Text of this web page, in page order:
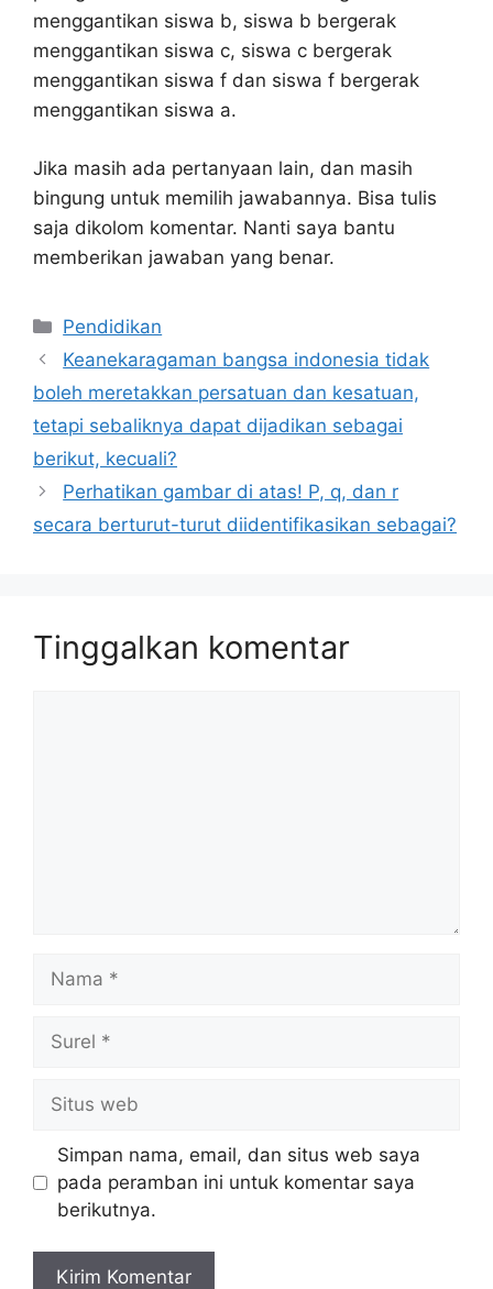
menggantikan siswa b, siswa b bergerak
menggantikan siswa c, siswa c bergerak
menggantikan siswa f dan siswa f bergerak
menggantikan siswa a.
Jika masih ada pertanyaan lain, dan masih
bingung untuk memilih jawabannya. Bisa tulis
saja dikolom komentar. Nanti saya bantu
memberikan jawaban yang benar.
Kategori
Pendidikan
Keanekaragaman bangsa indonesia tidak
boleh meretakkan persatuan dan kesatuan,
tetapi sebaliknya dapat dijadikan sebagai
berikut, kecuali?
Perhatikan gambar di atas! P, q, dan r
secara berturut-turut diidentifikasikan sebagai?
Tinggalkan komentar
web
Simpan nama, email, dan situs web saya
pada peramban ini untuk komentar saya
berikutnya.